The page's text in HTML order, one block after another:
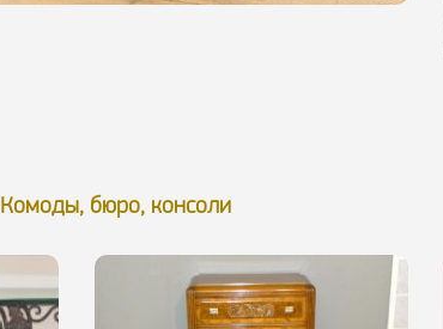
Комоды, бюро, консоли